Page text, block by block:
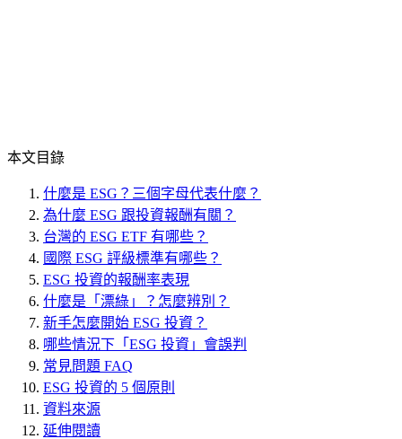
本文目錄
什麼是 ESG？三個字母代表什麼？
為什麼 ESG 跟投資報酬有關？
台灣的 ESG ETF 有哪些？
國際 ESG 評級標準有哪些？
ESG 投資的報酬率表現
什麼是「漂綠」？怎麼辨別？
新手怎麼開始 ESG 投資？
哪些情況下「ESG 投資」會誤判
常見問題 FAQ
ESG 投資的 5 個原則
資料來源
延伸閱讀